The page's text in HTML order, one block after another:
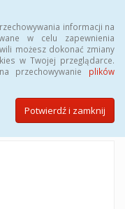
informacji na
w celu zapewnienia
możesz dokonać zmiany
w Twojej przeglądarce.
przechowywanie plików
Potwierdź i zamknij
PUBLICZNEJ